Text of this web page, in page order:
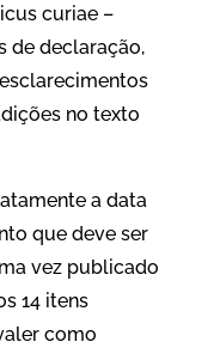
curiae –
de declaração,
no texto
a data
que deve ser
vez publicado
14 itens
como